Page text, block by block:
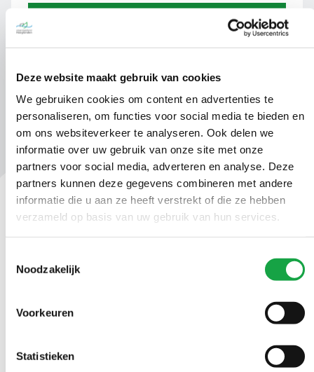
Deze website maakt gebruik van cookies
We gebruiken cookies om content en advertenties te
personaliseren, om functies voor social media te bieden en
om ons websiteverkeer te analyseren. Ook delen we
informatie over uw gebruik van onze site met onze
partners voor social media, adverteren en analyse. Deze
partners kunnen deze gegevens combineren met andere
informatie die u aan ze heeft verstrekt of die ze hebben
verzameld op basis van uw gebruik van hun services.
Noodzakelijk
Voorkeuren
Statistieken